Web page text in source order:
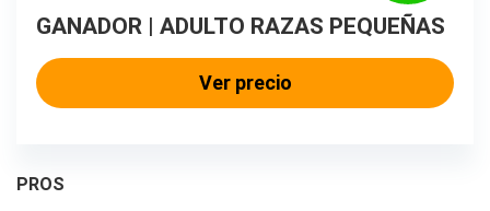
GANADOR | ADULTO RAZAS PEQUEÑAS
Ver precio
PROS